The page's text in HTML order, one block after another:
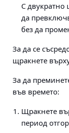
С
да
без да
За да се
щракнете
За да
във времето:
Щракнете
период